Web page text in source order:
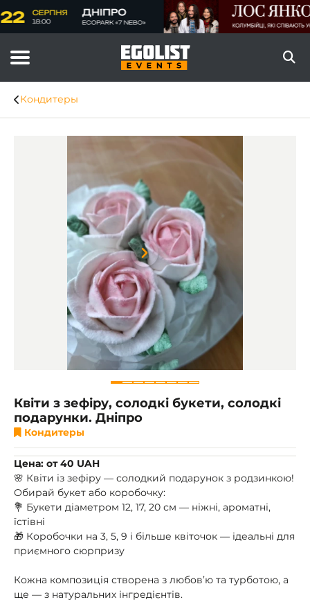
Кондитеры
Item
1
of
8
Квіти з зефіру, солодкі букети, солодкі
подарунки. Дніпро
Кондитеры
Цена: от 40 UAH
🌸 Квіти із зефіру — солодкий подарунок з родзинкою!
Обирай букет або коробочку:
💐 Букети діаметром 12, 17, 20 см — ніжні, ароматні,
їстівні
🎁 Коробочки на 3, 5, 9 і більше квіточок — ідеальні для
приємного сюрпризу
Кожна композиція створена з любов’ю та турботою, а
ще — з натуральних інгредієнтів.